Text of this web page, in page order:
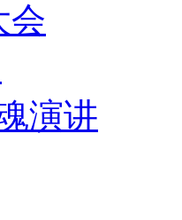
会
演讲